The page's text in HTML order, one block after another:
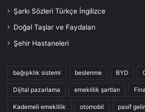
Şarkı Sözleri Türkçe İngilizce
Doğal Taşlar ve Faydaları
Şehir Hastaneleri
bağışıklık sistemi beslenme BYD
Dijital pazarlama emeklilik şartları
Kademeli emeklilik otomobil pasif gelir